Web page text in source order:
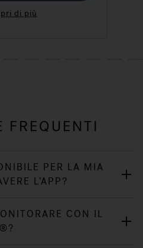
di più
FREQUENTI
PER LA MIA
L’APP?
CON IL